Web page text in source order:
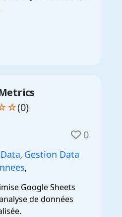
(0)
0
, Gestion Data
,
Google Sheets
de données